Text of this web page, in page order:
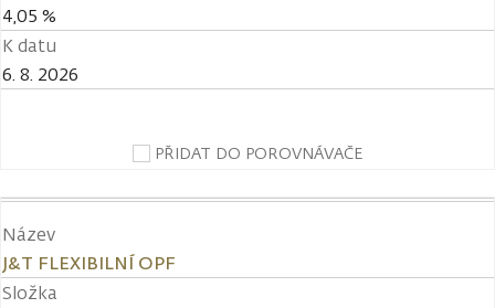
4,05 %
K datu
6. 8. 2026
PŘIDAT DO POROVNÁVAČE
Název
J&T FLEXIBILNÍ OPF
Složka